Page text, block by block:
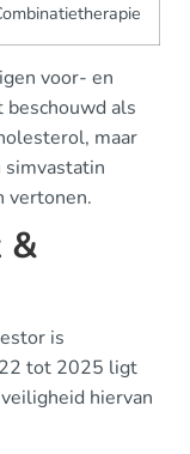
voor- en
als
maar
simvastatin
vertonen.
&
is
tot 2025 ligt
hiervan